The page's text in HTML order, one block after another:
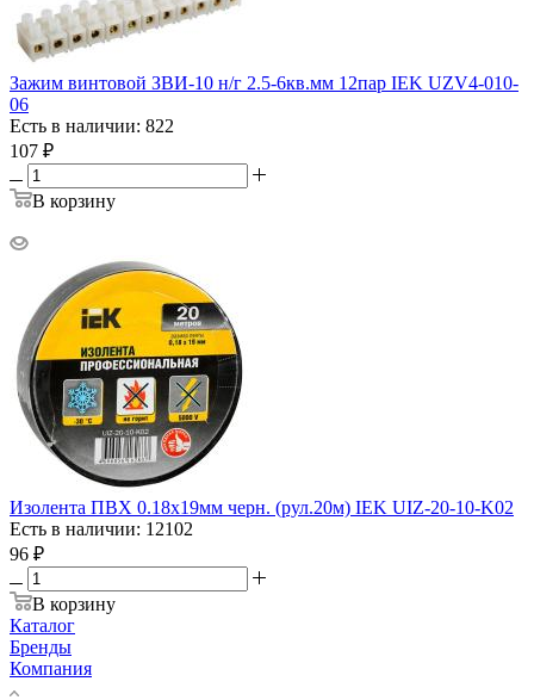
Зажим винтовой ЗВИ-10 н/г 2.5-6кв.мм 12пар IEK UZV4-010-
06
Есть в наличии: 822
107 ₽
В корзину
Изолента ПВХ 0.18х19мм черн. (рул.20м) IEK UIZ-20-10-K02
Есть в наличии: 12102
96 ₽
В корзину
Каталог
Бренды
Компания